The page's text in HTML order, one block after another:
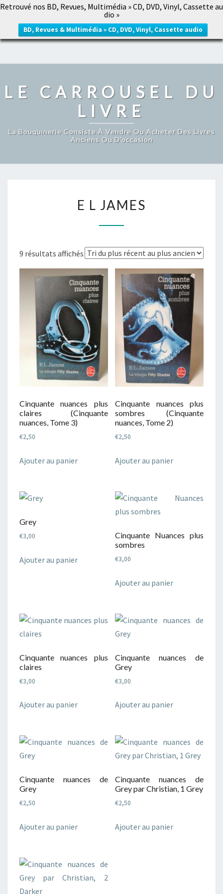
Retrouvé nos BD, Revues, Multimédia » CD, DVD, Vinyl, Cassette au
dio »
BD, Revues & Multimédia » CD, DVD, Vinyl, Cassette audio
LE CARROUSEL DU LIVRE
LE CARROUSEL DU
LIVRE
La Bouquinerie Consiste À Vendre Ou Acheter Des Livres
Anciens Ou D’occasion
L
E L JAMES
9 résultats affichés Trié
du
plus
récent
au
plus
ancien
Cinquante nuances plus
claires (Cinquante
nuances, Tome 3)
€2,50
Ajouter au panier
Cinquante nuances plus
sombres (Cinquante
nuances, Tome 2)
€2,50
Ajouter au panier
Grey
€3,00
Ajouter au panier
Cinquante Nuances plus
sombres
€3,00
Ajouter au panier
Cinquante nuances plus
claires
€3,00
Ajouter au panier
Cinquante nuances de
Grey
€3,00
Ajouter au panier
Cinquante nuances de
Grey
€2,50
Ajouter au panier
Cinquante nuances de
Grey par Christian, 1 Grey
€2,50
Ajouter au panier